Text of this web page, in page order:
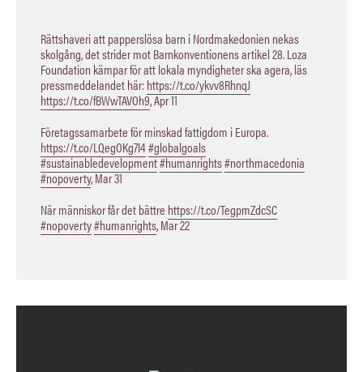
Rättshaveri att papperslösa barn i Nordmakedonien nekas
skolgång, det strider mot Barnkonventionens artikel 28. Loza
Foundation kämpar för att lokala myndigheter ska agera, läs
pressmeddelandet här:https://t.co/ykvv8RhnqJ
https://t.co/fBWwTAVOh9,Apr 11
Företagssamarbete för minskad fattigdom i Europa.
https://t.co/LQegOKg7I4#globalgoals
#sustainabledevelopment#humanrights#northmacedonia
#nopoverty,Mar 31
När människor får det bättre https://t.co/TegpmZdcSC
#nopoverty#humanrights,Mar 22